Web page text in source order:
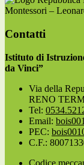
Montessori –
Contatti
Istituto di
da Vinci”
Via della
RENO
Tel:
Email:
PEC:
C.F.:
Codice